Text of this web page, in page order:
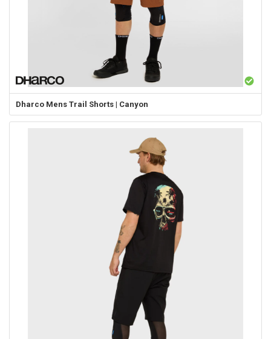
Dharco Mens Trail Shorts | Canyon